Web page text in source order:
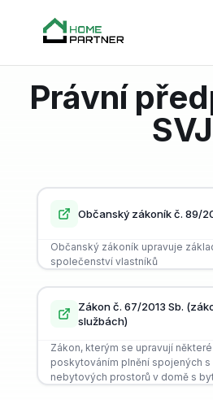
Právní
SVJ
Občanský zákoník č. 89/
Občanský zákoník upravuje
společenství vlastníků
Zákon č. 67/2013 Sb.
službách)
Zákon, kterým se upravují
poskytováním plnění spojených s
nebytových prostorů v domě s